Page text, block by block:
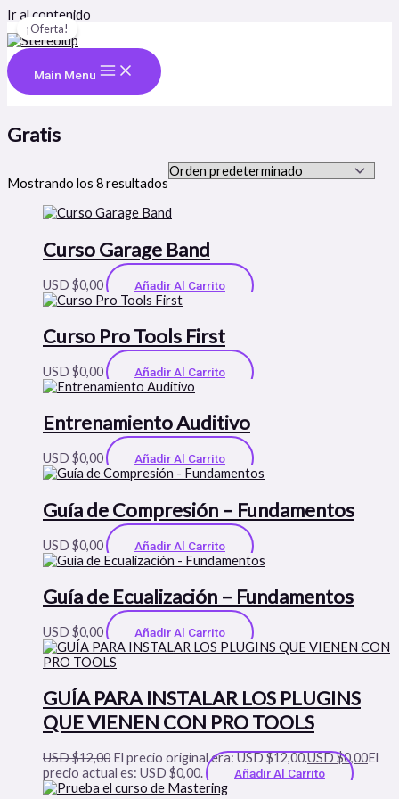
Ir al contenido
Main Menu
Gratis
Mostrando los 8 resultados
Curso Garage Band
USD $0,00 Añadir Al Carrito
Curso Pro Tools First
USD $0,00 Añadir Al Carrito
Entrenamiento Auditivo
USD $0,00 Añadir Al Carrito
Guía de Compresión – Fundamentos
USD $0,00 Añadir Al Carrito
Guía de Ecualización – Fundamentos
USD $0,00 Añadir Al Carrito
¡Oferta!
GUÍA PARA INSTALAR LOS PLUGINS
QUE VIENEN CON PRO TOOLS
USD $12,00 El precio original era: USD $12,00.USD $0,00El
precio actual es: USD $0,00.
Añadir Al Carrito